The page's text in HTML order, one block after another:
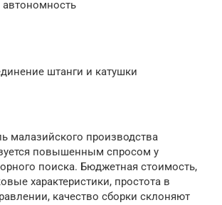
штанги и катушки
малазийского производства
повышенным спросом у
поиска. Бюджетная стоимость,
характеристики, простота в
качество сборки склоняют